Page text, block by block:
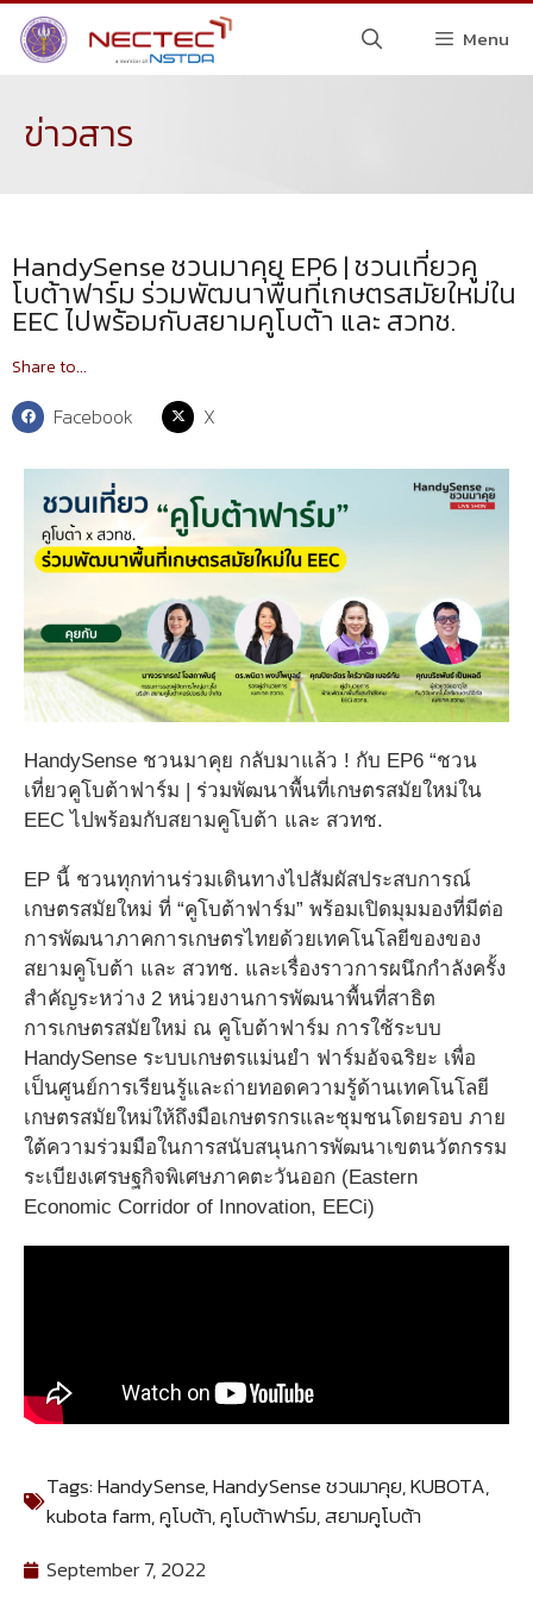
Menu
ข่าวสาร
HandySense ชวนมาคุย EP6 | ชวนเที่ยวคู
โบต้าฟาร์ม ร่วมพัฒนาพื้นที่เกษตรสมัยใหม่ใน
EEC ไปพร้อมกับสยามคูโบต้า และ สวทช.
Share to...
Facebook X
HandySense ชวนมาคุย กลับมาแล้ว ! กับ EP6 “ชวน
เที่ยวคูโบต้าฟาร์ม | ร่วมพัฒนาพื้นที่เกษตรสมัยใหม่ใน
EEC ไปพร้อมกับสยามคูโบต้า และ สวทช.
EP นี้ ชวนทุกท่านร่วมเดินทางไปสัมผัสประสบการณ์
เกษตรสมัยใหม่ ที่ “คูโบต้าฟาร์ม” พร้อมเปิดมุมมองที่มีต่อ
การพัฒนาภาคการเกษตรไทยด้วยเทคโนโลยีของของ
สยามคูโบต้า และ สวทช. และเรื่องราวการผนึกกำลังครั้ง
สำคัญระหว่าง 2 หน่วยงานการพัฒนาพื้นที่สาธิต
การเกษตรสมัยใหม่ ณ คูโบต้าฟาร์ม การใช้ระบบ
HandySense ระบบเกษตรแม่นยำ ฟาร์มอัจฉริยะ เพื่อ
เป็นศูนย์การเรียนรู้และถ่ายทอดความรู้ด้านเทคโนโลยี
เกษตรสมัยใหม่ให้ถึงมือเกษตรกรและชุมชนโดยรอบ ภาย
ใต้ความร่วมมือในการสนับสนุนการพัฒนาเขตนวัตกรรม
ระเบียงเศรษฐกิจพิเศษภาคตะวันออก (Eastern
Economic Corridor of Innovation, EECi)
Tags:HandySense,HandySense ชวนมาคุย,KUBOTA,
kubota farm,คูโบต้า,คูโบต้าฟาร์ม,สยามคูโบต้า
September 7, 2022